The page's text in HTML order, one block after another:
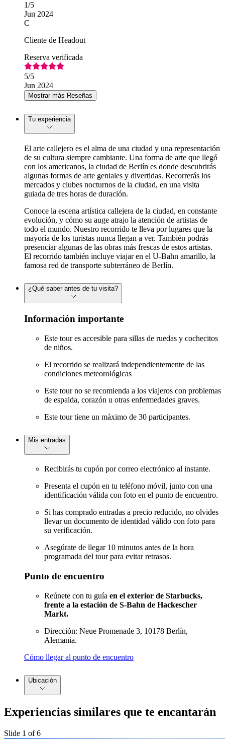
1/5
Jun 2024
C
Cliente de Headout
Reserva verificada
5/5
Jun 2024
Mostrar más Reseñas
Tu experiencia
El arte callejero es el alma de una ciudad y una representación
de su cultura siempre cambiante. Una forma de arte que llegó
con los americanos, la ciudad de Berlín es donde descubrirás
algunas formas de arte geniales y divertidas. Recorrerás los
mercados y clubes nocturnos de la ciudad, en una visita
guiada de tres horas de duración.
Conoce la escena artística callejera de la ciudad, en constante
evolución, y cómo su auge atrajo la atención de artistas de
todo el mundo. Nuestro recorrido te lleva por lugares que la
mayoría de los turistas nunca llegan a ver. También podrás
presenciar algunas de las obras más frescas de estos artistas.
El recorrido también incluye viajar en el U-Bahn amarillo, la
famosa red de transporte subterráneo de Berlín.
¿Qué saber antes de tu visita?
Información importante
Este tour es accesible para sillas de ruedas y cochecitos
de niños.
El recorrido se realizará independientemente de las
condiciones meteorológicas
Este tour no se recomienda a los viajeros con problemas
de espalda, corazón u otras enfermedades graves.
Este tour tiene un máximo de 30 participantes.
Mis entradas
Recibirás tu cupón por correo electrónico al instante.
Presenta el cupón en tu teléfono móvil, junto con una
identificación válida con foto en el punto de encuentro.
Si has comprado entradas a precio reducido, no olvides
llevar un documento de identidad válido con foto para
su verificación.
Asegúrate de llegar 10 minutos antes de la hora
programada del tour para evitar retrasos.
Punto de encuentro
Reúnete con tu guía en el exterior de Starbucks,
frente a la estación de S-Bahn de Hackescher
Markt.
Dirección: Neue Promenade 3, 10178 Berlín,
Alemania.
Cómo llegar al punto de encuentro
Ubicación
Experiencias similares que te encantarán
Slide 1 of 6